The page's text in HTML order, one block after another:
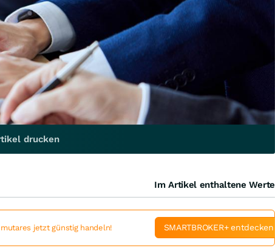
drucken
Im Artikel enthaltene Werte
mutares jetzt günstig handeln! SMARTBROKER+ entdecken